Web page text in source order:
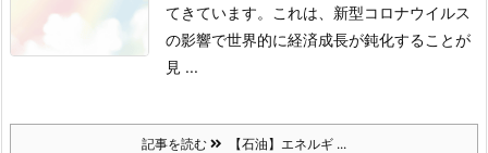
てきています。
これは、新型コロナウイルス
の影響で世界的に経済成長が鈍化することが
見 ...
記事を読む 【石油】エネルギ ...